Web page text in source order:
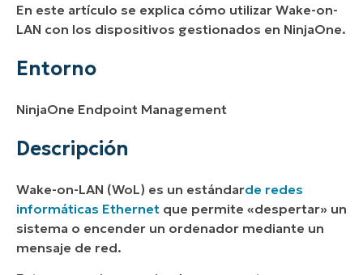
Índice
En este artículo se explica cómo utilizar Wake-on-
LAN con los dispositivos gestionados en NinjaOne.
Entorno
NinjaOne Endpoint Management
Descripción
Wake-on-LAN (WoL) es un estándarde redes
informáticas Ethernet que permite «despertar» un
sistema o encender un ordenador mediante un
mensaje de red.